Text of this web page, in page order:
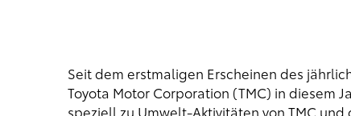
Seit dem erstmaligen Erscheinen des
Toyota Motor Corporation (TMC) in diesem
speziell zu Umwelt-Aktivitäten von TMC